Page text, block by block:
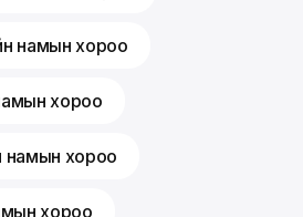
намын хороо
хороо
намын хороо
хороо